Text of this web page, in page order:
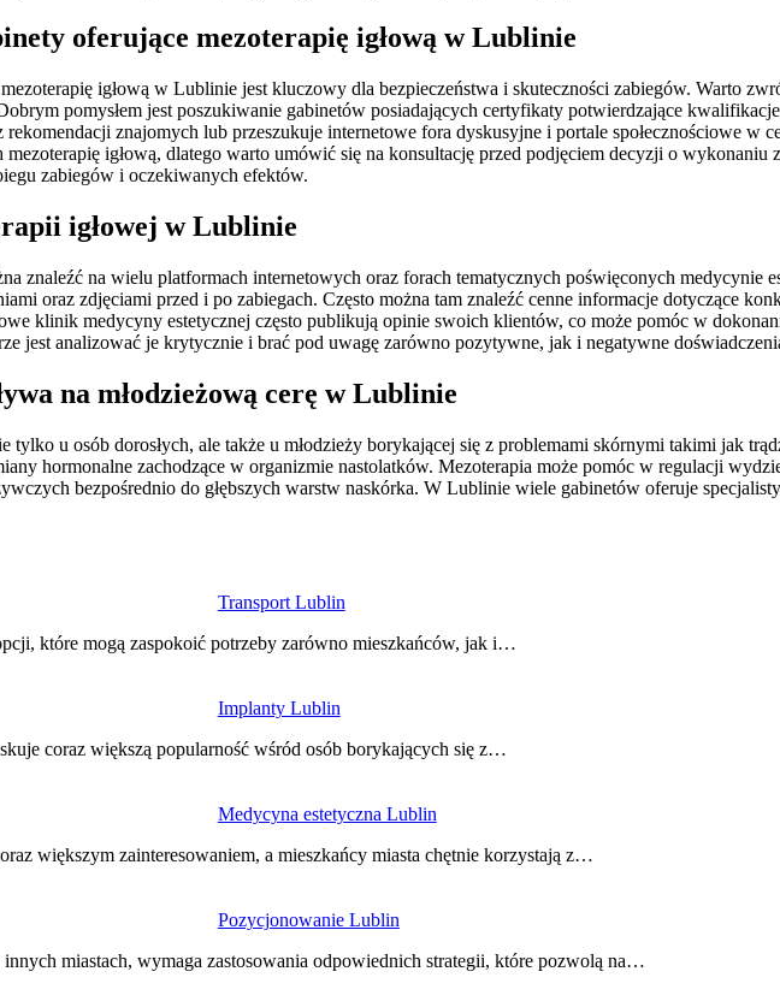
oferujące mezoterapię igłową w Lublinie
igłową w Lublinie jest kluczowy dla bezpieczeństwa i skuteczności zabiegów. Warto
pomysłem jest poszukiwanie gabinetów posiadających certyfikaty potwierdzające
znajomych lub przeszukuje internetowe fora dyskusyjne i portale społecznościowe
igłową, dlatego warto umówić się na konsultację przed podjęciem decyzji o wykonaniu
zabiegów i oczekiwanych efektów.
igłowej w Lublinie
znaleźć na wielu platformach internetowych oraz forach tematycznych poświęconych medycynie
oraz zdjęciami przed i po zabiegach. Często można tam znaleźć cenne informacje dotyczące
klinik medycyny estetycznej często publikują opinie swoich klientów, co może pomóc w
jest analizować je krytycznie i brać pod uwagę zarówno pozytywne, jak i negatywne
na młodzieżową cerę w Lublinie
tylko u osób dorosłych, ale także u młodzieży borykającej się z problemami skórnymi takimi jak
hormonalne zachodzące w organizmie nastolatków. Mezoterapia może pomóc w regulacji
bezpośrednio do głębszych warstw naskórka. W Lublinie wiele gabinetów oferuje
Transport Lublin
które mogą zaspokoić potrzeby zarówno mieszkańców, jak i…
Implanty Lublin
coraz większą popularność wśród osób borykających się z…
Medycyna estetyczna Lublin
większym zainteresowaniem, a mieszkańcy miasta chętnie korzystają z…
Pozycjonowanie Lublin
miastach, wymaga zastosowania odpowiednich strategii, które pozwolą na…